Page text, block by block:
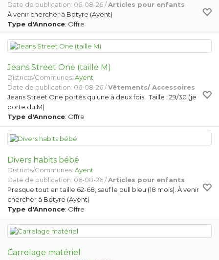
Date de publication: 06-08-26 /Articles pour enfants
À venir chercher à Botyre (Ayent)
Type d'Annonce: Offre
Jeans Street One (taille M)
Districts/Communes: Ayent
Date de publication: 06-08-26 /Vêtements/ Accessoires
Jeans Street One portés qu'une à deux fois. Taille : 29/30 (je
porte du M)
Type d'Annonce: Offre
Divers habits bébé
Districts/Communes: Ayent
Date de publication: 06-08-26 /Articles pour enfants
Presque tout en taille 62-68, sauf le pull bleu (18 mois). À venir
chercher à Botyre (Ayent)
Type d'Annonce: Offre
Carrelage matériel